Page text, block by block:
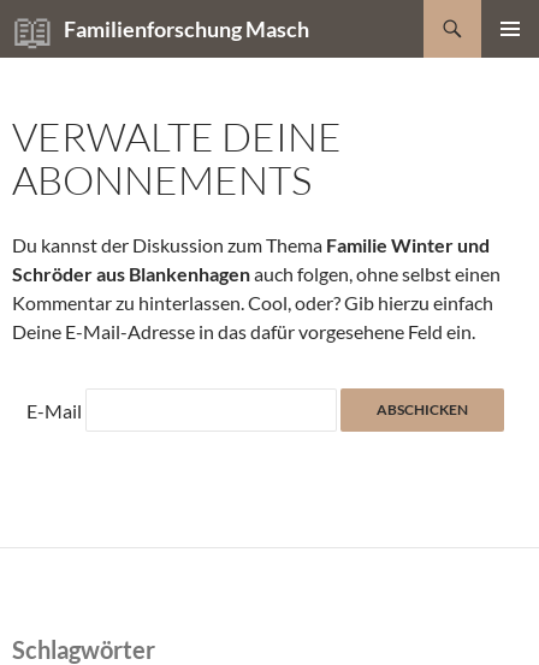
Zum
Inhalt
Familienforschung Masch
Suchen
VERWALTE DEINE
ABONNEMENTS
Du kannst der Diskussion zum Thema Familie Winter und
Schröder aus Blankenhagenauch folgen, ohne selbst einen
Kommentar zu hinterlassen. Cool, oder? Gib hierzu einfach
Deine E-Mail-Adresse in das dafür vorgesehene Feld ein.
E-Mail
Schlagwörter